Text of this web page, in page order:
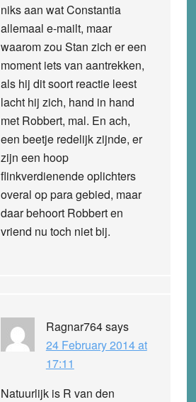
niks aan wat Constantia
allemaal e-mailt, maar
waarom zou Stan zich er een
moment iets van aantrekken,
als hij dit soort reactie leest
lacht hij zich, hand in hand
met Robbert, mal. En ach,
een beetje redelijk zijnde, er
zijn een hoop
flinkverdienende oplichters
overal op para gebied, maar
daar behoort Robbert en
vriend nu toch niet bij.
Ragnar764says
24 February 2014 at
17:11
Natuurlijk is R van den